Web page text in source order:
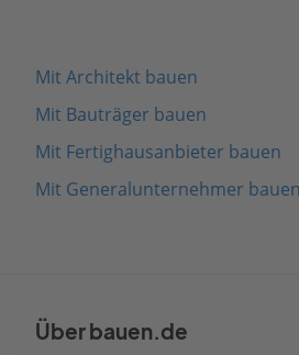
Mit Architekt bauen
Mit Bauträger bauen
Mit Fertighausanbieter bauen
Mit Generalunternehmer bauen
Über bauen.de